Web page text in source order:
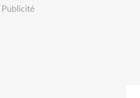
Publicité